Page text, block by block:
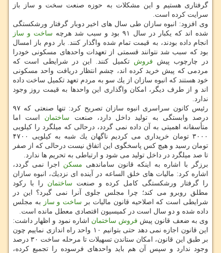
گرفتاری هستیم و این مشكلات به حوزه صنعت سخت و ساز باز
سرایت كرده است.
وی افزود: انبوه سازان طی سال های اخیر دوبار گرفتار ورشكستگی
شده اند كه یكبار در سال ۹۱ بود و سبب شد هرچه
ساخت و ساز
انجام داده بودند، به قیمت تمام شده واگذار كنند. بار دوم باز امسال
بود كه سبب شد نتوانند قسمتی از تعهدات واحدهای مسكونی خودرا
در چارچوب پیش فروش تكمیل كنند. این در شرایطی است كه
مردمی كه پیش خرید كرده اند، چشم انتظار دریافت واحد مسكونی
خود هستند كه انبوه سازان از یك سو به مردم تعهد تكمیل ساخت داده
اند و از طرف دیگر، امكان واگذاری این واحدها به قیمت روز وجود
ندارد.
رئیس كانون سراسری انبوه سازان تصریح كرد: تنها صنعتی كه ۹۷
درصد وابستگی به تولید داخل دارد، صنعت ساختمان است اما
متأسفانه اهمیتی به آن داده نمی گردد، درحالی كه میلگرد را كیلویی
۳۰۰۰ تومان خریداری می كردیم ناگهان یك شبه به كیلویی ۴۷۰۰
تومان رسید و هیچ كس پاسخگوی این اتفاق نیست درحالی كه از صفر
تا صد میلگرد در داخل تولید می شود و ارتباطی به تحریم ها ندارد.
برزگر با اشاره به اینكه قانون ساماندهی مسكن اجرا نمی گردد،
اشاره كرد: مالیات های خلق الساعه در آینده ای نزدیك، انبوه سازان
را گرفتار ورشكستگی كامل كرده و صنعت ساختمان را با ركود
مطلق روبرو می كند؛ چرا مجلس جلوی آنرا نمی گیرد؟ این در
شرایطی است كه اصلاحیه قانون مالیات بر ساخت و ساز
به مجلس
داده شده و دو سال است در كمیسیون اقتصادی معطل مانده است.
وی به ضعف قانون پیش فروش ساختمان اشاره نمود و اظهار داشت:
این قانون اجازه نمی دهد حتی بتوانیم ۱۰ واحد راه اندازی نماییم چون
بر طبق این قانون، امكان ستاندن تسهیلات تا مرحله ساخت ۳۰ درصد
وجود ندارد و سپس آن هم باید واحدهای فرسوده را تجمیع كرده،